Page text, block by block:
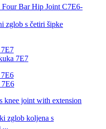
zglob s četiri šipke
7E7
7E6
zglob koljena s
...